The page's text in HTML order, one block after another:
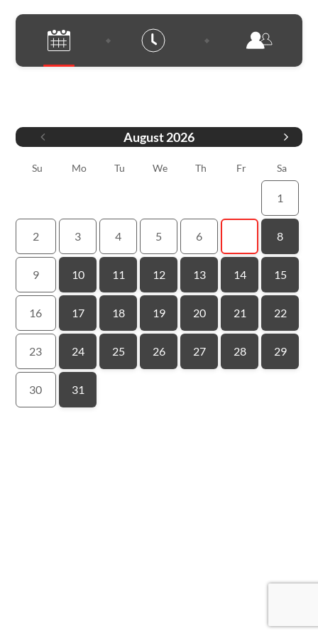
August2026
Su Mo Tu We Th Fr Sa
1
2 3 4 5 6 8
9 10 11 12 13 14 15
16 17 18 19 20 21 22
23 24 25 26 27 28 29
30 31